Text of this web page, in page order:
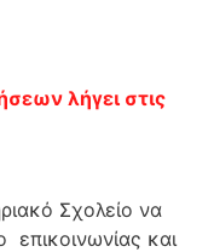
λήγει στις
Σχολείο να
επικοινωνίας και